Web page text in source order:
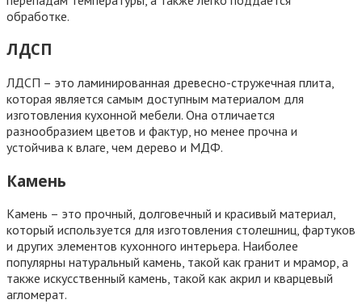
обработке.
ЛДСП
ЛДСП – это ламинированная древесно-стружечная плита,
которая является самым доступным материалом для
изготовления кухонной мебели. Она отличается
разнообразием цветов и фактур, но менее прочна и
устойчива к влаге, чем дерево и МДФ.
Камень
Камень – это прочный, долговечный и красивый материал,
который используется для изготовления столешниц, фартуков
и других элементов кухонного интерьера. Наиболее
популярны натуральный камень, такой как гранит и мрамор, а
также искусственный камень, такой как акрил и кварцевый
агломерат.